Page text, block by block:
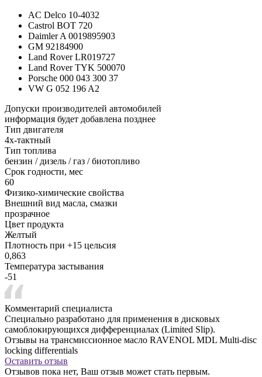
AC Delco 10-4032
Castrol BOT 720
Daimler A 0019895903
GM 92184900
Land Rover LR019727
Land Rover TYK 500070
Porsche 000 043 300 37
VW G 052 196 A2
Допуски производителей автомобилей
информация будет добавлена позднее
Тип двигателя
4х-тактный
Тип топлива
бензин / дизель / газ / биотопливо
Срок годности, мес
60
Физико-химические свойства
Внешний вид масла, смазки
прозрачное
Цвет продукта
Желтый
Плотность при +15 цельсия
0,863
Температура застывания
-51
Комментарий специалиста
Специально разработано для применения в дисковых
самоблокирующихся дифференциалах (Limited Slip).
Отзывы на трансмиссионное масло RAVENOL MDL Multi-disc
locking differentials
Оставить отзыв
Отзывов пока нет, Ваш отзыв может стать первым.